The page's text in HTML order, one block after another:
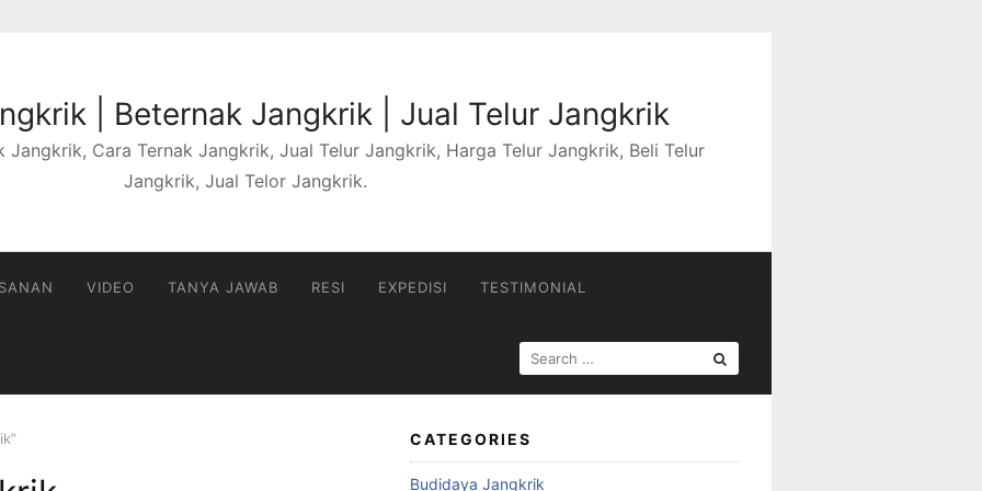
| Beternak Jangkrik | Jual Telur Jangkrik
Jangkrik, Cara Ternak Jangkrik, Jual Telur Jangkrik, Harga Telur Jangkrik, Beli Telur
Jangkrik, Jual Telor Jangkrik.
VIDEO TANYA JAWAB RESI EXPEDISI TESTIMONIAL
SEARCH
FOR:
CATEGORIES
Budidaya Jangkrik